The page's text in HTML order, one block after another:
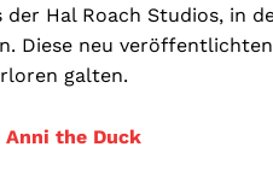
Hal Roach Studios, in
Diese neu
galten.
Anni the Duck